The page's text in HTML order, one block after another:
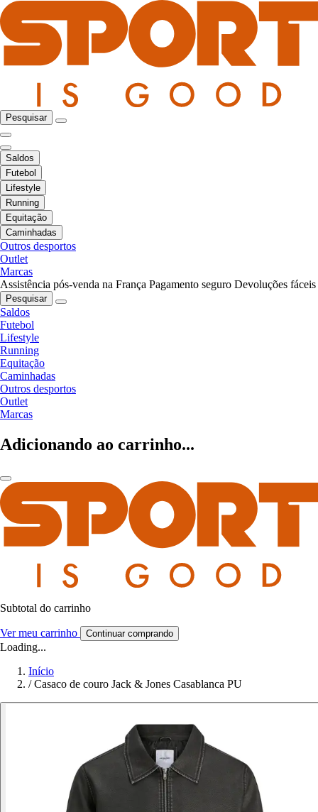
Pesquisar
Saldos
Futebol
Lifestyle
Running
Equitação
Caminhadas
Outros desportos
Outlet
Marcas
Assistência pós-venda na França Pagamento seguro Devoluções fáceis
Pesquisar
Saldos
Futebol
Lifestyle
Running
Equitação
Caminhadas
Outros desportos
Outlet
Marcas
Adicionando ao carrinho...
Subtotal do carrinho
Ver meu carrinho Continuar comprando
Loading...
Início
/ Casaco de couro Jack & Jones Casablanca PU